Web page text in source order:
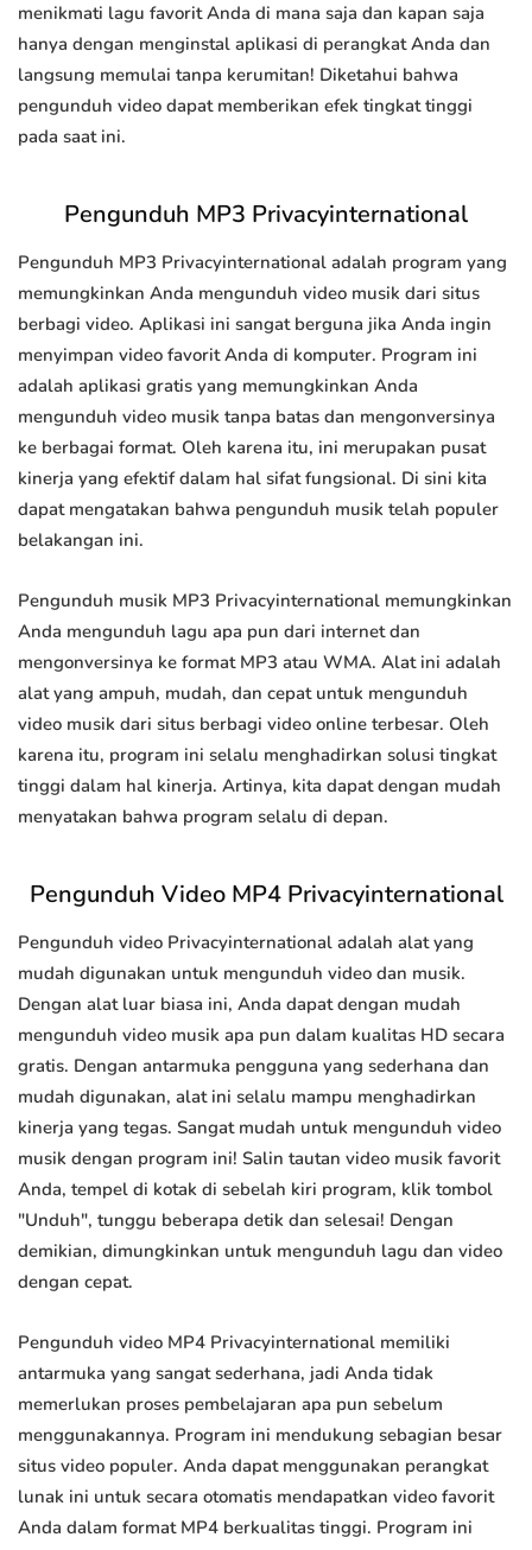
menikmati lagu favorit Anda di mana saja dan kapan saja
hanya dengan menginstal aplikasi di perangkat Anda dan
langsung memulai tanpa kerumitan! Diketahui bahwa
pengunduh video dapat memberikan efek tingkat tinggi
pada saat ini.
Pengunduh MP3 Privacyinternational
Pengunduh MP3 Privacyinternational adalah program yang
memungkinkan Anda mengunduh video musik dari situs
berbagi video. Aplikasi ini sangat berguna jika Anda ingin
menyimpan video favorit Anda di komputer. Program ini
adalah aplikasi gratis yang memungkinkan Anda
mengunduh video musik tanpa batas dan mengonversinya
ke berbagai format. Oleh karena itu, ini merupakan pusat
kinerja yang efektif dalam hal sifat fungsional. Di sini kita
dapat mengatakan bahwa pengunduh musik telah populer
belakangan ini.
Pengunduh musik MP3 Privacyinternational memungkinkan
Anda mengunduh lagu apa pun dari internet dan
mengonversinya ke format MP3 atau WMA. Alat ini adalah
alat yang ampuh, mudah, dan cepat untuk mengunduh
video musik dari situs berbagi video online terbesar. Oleh
karena itu, program ini selalu menghadirkan solusi tingkat
tinggi dalam hal kinerja. Artinya, kita dapat dengan mudah
menyatakan bahwa program selalu di depan.
Pengunduh Video MP4 Privacyinternational
Pengunduh video Privacyinternational adalah alat yang
mudah digunakan untuk mengunduh video dan musik.
Dengan alat luar biasa ini, Anda dapat dengan mudah
mengunduh video musik apa pun dalam kualitas HD secara
gratis. Dengan antarmuka pengguna yang sederhana dan
mudah digunakan, alat ini selalu mampu menghadirkan
kinerja yang tegas. Sangat mudah untuk mengunduh video
musik dengan program ini! Salin tautan video musik favorit
Anda, tempel di kotak di sebelah kiri program, klik tombol
"Unduh", tunggu beberapa detik dan selesai! Dengan
demikian, dimungkinkan untuk mengunduh lagu dan video
dengan cepat.
Pengunduh video MP4 Privacyinternational memiliki
antarmuka yang sangat sederhana, jadi Anda tidak
memerlukan proses pembelajaran apa pun sebelum
menggunakannya. Program ini mendukung sebagian besar
situs video populer. Anda dapat menggunakan perangkat
lunak ini untuk secara otomatis mendapatkan video favorit
Anda dalam format MP4 berkualitas tinggi. Program ini